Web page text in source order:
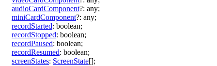
audioCardComponent?: any;
miniCardComponent?: any;
recordStarted: boolean;
recordStopped: boolean;
recordPaused: boolean;
recordResumed: boolean;
screenStates: ScreenState[];